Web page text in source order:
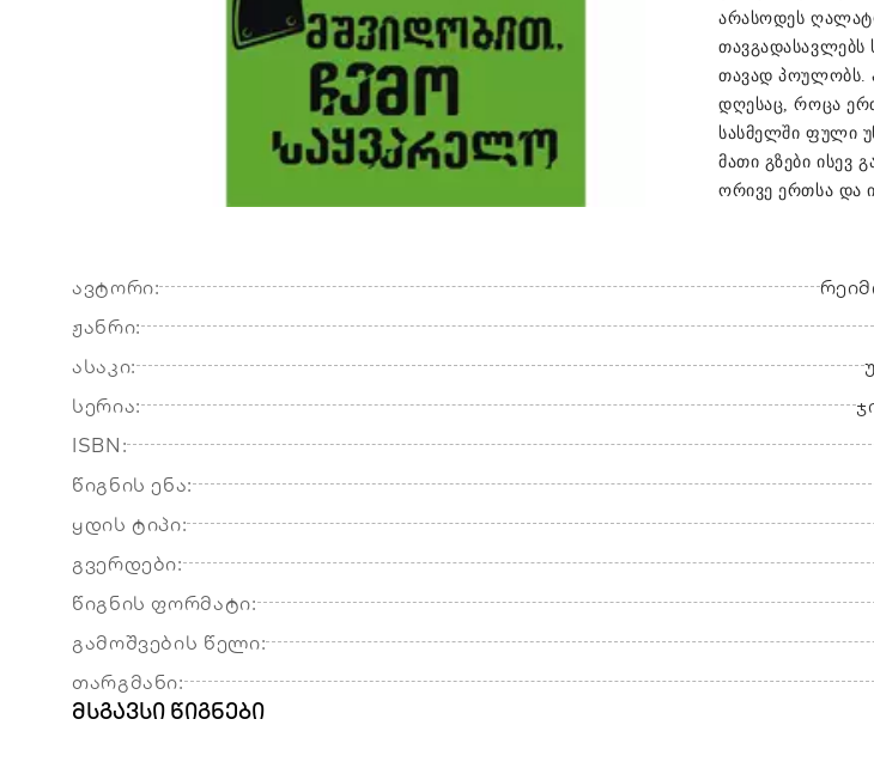
არასოდეს
თავგადასავლებს
თავად პოულობს.
დღესაც, როცა ერთ
სასმელში ფული
მათი გზები ისევ
ორივე ერთსა და
ავტორი:
ჟანრი:
ასაკი:
სერია:
ISBN:
წიგნის ენა:
ყდის ტიპი:
გვერდები:
წიგნის ფორმატი:
გამოშვების წელი:
თარგმანი:
მსგავსი წიგნები